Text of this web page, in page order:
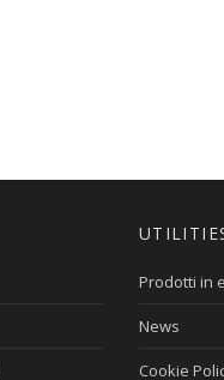
Prodotti in
News
Cookie